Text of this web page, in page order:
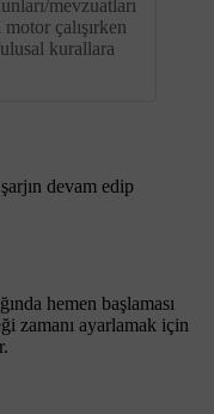
mevzuatları
çalışırken
kurallara
devam edip
hemen başlaması
zamanı ayarlamak için